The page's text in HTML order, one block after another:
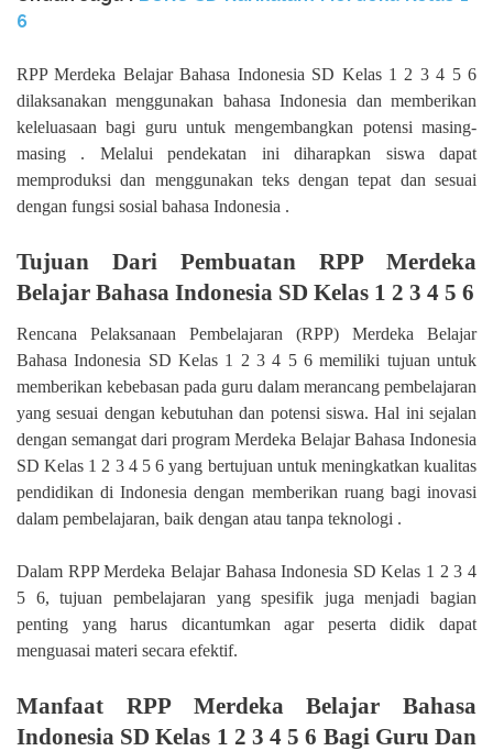
6
RPP Merdeka Belajar Bahasa Indonesia SD Kelas 1 2 3 4 5 6
dilaksanakan menggunakan bahasa Indonesia dan memberikan
keleluasaan bagi guru untuk mengembangkan potensi masing-
masing . Melalui pendekatan ini diharapkan siswa dapat
memproduksi dan menggunakan teks dengan tepat dan sesuai
dengan fungsi sosial bahasa Indonesia .
Tujuan Dari Pembuatan RPP Merdeka
Belajar Bahasa Indonesia SD Kelas 1 2 3 4 5 6
Rencana Pelaksanaan Pembelajaran (RPP) Merdeka Belajar
Bahasa Indonesia SD Kelas 1 2 3 4 5 6 memiliki tujuan untuk
memberikan kebebasan pada guru dalam merancang pembelajaran
yang sesuai dengan kebutuhan dan potensi siswa. Hal ini sejalan
dengan semangat dari program Merdeka Belajar Bahasa Indonesia
SD Kelas 1 2 3 4 5 6 yang bertujuan untuk meningkatkan kualitas
pendidikan di Indonesia dengan memberikan ruang bagi inovasi
dalam pembelajaran, baik dengan atau tanpa teknologi .
Dalam RPP Merdeka Belajar Bahasa Indonesia SD Kelas 1 2 3 4
5 6, tujuan pembelajaran yang spesifik juga menjadi bagian
penting yang harus dicantumkan agar peserta didik dapat
menguasai materi secara efektif.
Manfaat RPP Merdeka Belajar Bahasa
Indonesia SD Kelas 1 2 3 4 5 6 Bagi Guru Dan